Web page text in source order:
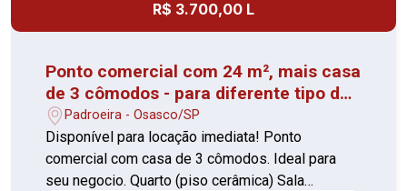
R$ 3.700,00 L
Ponto comercial com 24 m², mais casa
de 3 cômodos - para diferente tipo de
negocio
Padroeira - Osasco/SP
Disponível para locação imediata! Ponto
comercial com casa de 3 cômodos. Ideal para
seu negocio. Quarto (piso cerâmica) Sala